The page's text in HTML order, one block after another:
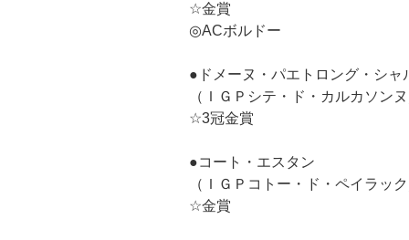
☆金賞
◎ACボルドー
●ドメーヌ・パエトロング・シャ
（ＩＧＰシテ・ド・カルカソン
☆3冠金賞
●コート・エスタン
（ＩＧＰコトー・ド・ペイラッ
☆金賞